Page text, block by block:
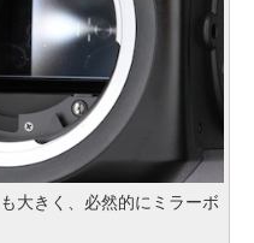
大きく、必然的にミラーボ